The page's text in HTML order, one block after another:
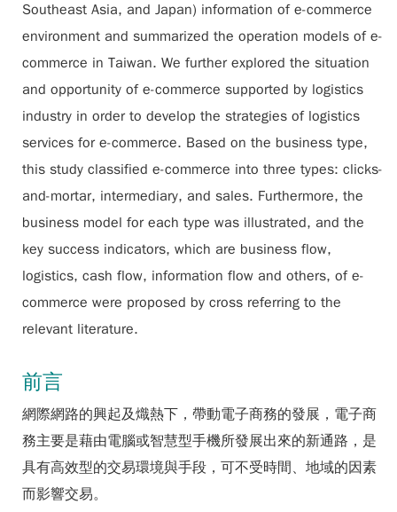
Southeast Asia, and Japan) information of e-commerce
environment and summarized the operation models of e-
commerce in Taiwan. We further explored the situation
and opportunity of e-commerce supported by logistics
industry in order to develop the strategies of logistics
services for e-commerce. Based on the business type,
this study classified e-commerce into three types: clicks-
and-mortar, intermediary, and sales. Furthermore, the
business model for each type was illustrated, and the
key success indicators, which are business flow,
logistics, cash flow, information flow and others, of e-
commerce were proposed by cross referring to the
relevant literature.
前言
網際網路的興起及熾熱下，帶動電子商務的發展，電子商
務主要是藉由電腦或智慧型手機所發展出來的新通路，是
具有高效型的交易環境與手段，可不受時間、地域的因素
而影響交易。